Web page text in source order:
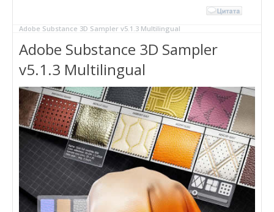
Adobe Substance 3D Sampler v5.1.3 Multilingual
Adobe Substance 3D Sampler
v5.1.3 Multilingual